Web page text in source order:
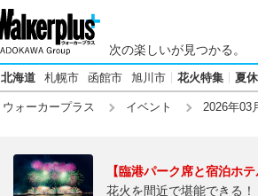
次の楽しいが見つかる。
北海道 札幌市 函館市 旭川市 花火特集 夏
ウォーカープラス イベント 2026年03
【臨港パーク席と宿泊ホ
花火を間近で堪能できる